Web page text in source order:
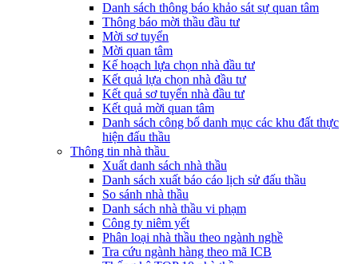
Danh sách thông báo khảo sát sự quan tâm
Thông báo mời thầu đầu tư
Mời sơ tuyển
Mời quan tâm
Kế hoạch lựa chọn nhà đầu tư
Kết quả lựa chọn nhà đầu tư
Kết quả sơ tuyển nhà đầu tư
Kết quả mời quan tâm
Danh sách công bố danh mục các khu đất thực
hiện đấu thầu
Thông tin nhà thầu
Xuất danh sách nhà thầu
Danh sách xuất báo cáo lịch sử đấu thầu
So sánh nhà thầu
Danh sách nhà thầu vi phạm
Công ty niêm yết
Phân loại nhà thầu theo ngành nghề
Tra cứu ngành hàng theo mã ICB